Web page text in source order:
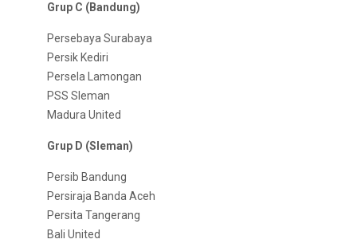
Grup C (Bandung)
Persebaya Surabaya
Persik Kediri
Persela Lamongan
PSS Sleman
Madura United
Grup D (Sleman)
Persib Bandung
Persiraja Banda Aceh
Persita Tangerang
Bali United